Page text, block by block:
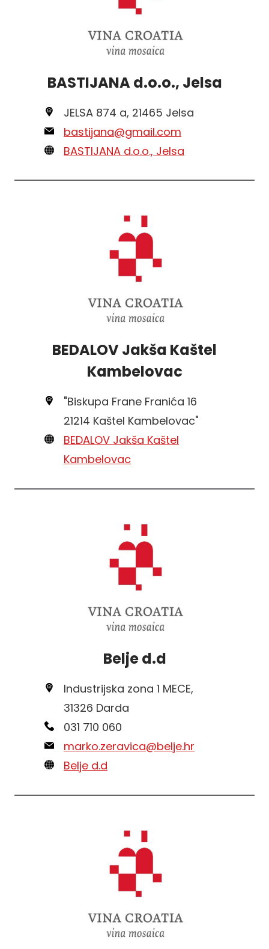
BASTIJANA d.o.o., Jelsa
JELSA 874 a, 21465 Jelsa
bastijana@gmail.com
BASTIJANA d.o.o., Jelsa
BEDALOV Jakša Kaštel
Kambelovac
"Biskupa Frane Franića 16
21214 Kaštel Kambelovac"
BEDALOV Jakša Kaštel
Kambelovac
Belje d.d
Industrijska zona 1 MECE,
31326 Darda
031 710 060
marko.zeravica@belje.hr
Belje d.d